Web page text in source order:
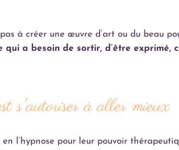
à créer une œuvre d’art ou du beau
qui a besoin de sortir, d’être exprimé,
s'autoriser à aller mieux
en l’hypnose pour leur pouvoir